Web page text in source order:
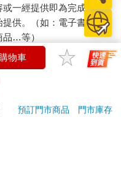
一經提供即為完成之線
提供。（如：電子書、電
…等）
：內衣褲、刮鬍刀、除毛
的猶豫期（含例假
無法接受單獨退貨）必須
商品本體、配件、贈品、
物車
預訂門市商品
門市庫存